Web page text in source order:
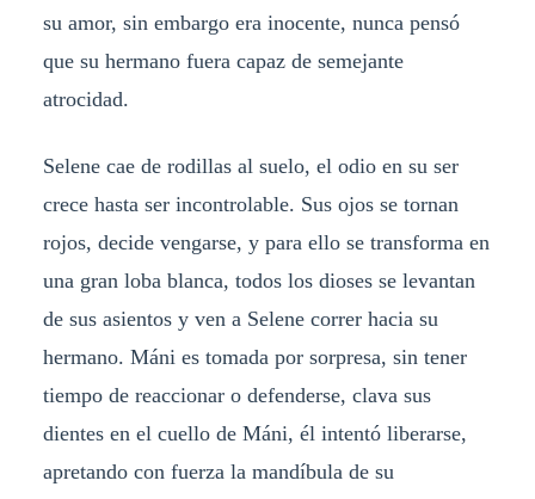
su amor, sin embargo era inocente, nunca pensó
que su hermano fuera capaz de semejante
atrocidad.
Selene cae de rodillas al suelo, el odio en su ser
crece hasta ser incontrolable. Sus ojos se tornan
rojos, decide vengarse, y para ello se transforma en
una gran loba blanca, todos los dioses se levantan
de sus asientos y ven a Selene correr hacia su
hermano. Máni es tomada por sorpresa, sin tener
tiempo de reaccionar o defenderse, clava sus
dientes en el cuello de Máni, él intentó liberarse,
apretando con fuerza la mandíbula de su